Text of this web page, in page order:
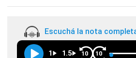
Escuchá la nota
1 1.5 10 10